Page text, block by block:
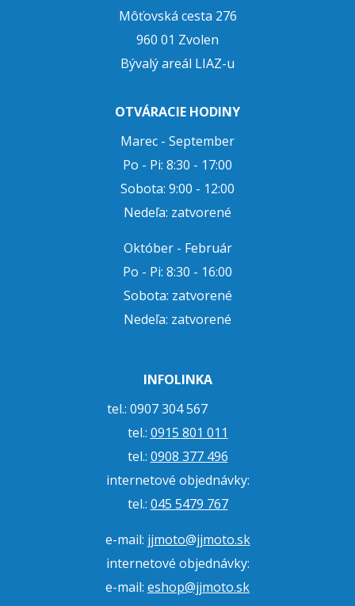
Môťovská cesta 276
960 01 Zvolen
Bývalý areál LIAZ-u
OTVÁRACIE HODINY
Marec - September
Po - Pi: 8:30 - 17:00
Sobota: 9:00 - 12:00
Nedeľa: zatvorené
Október - Február
Po - Pi: 8:30 - 16:00
Sobota: zatvorené
Nedeľa: zatvorené
INFOLINKA
tel.: 0907 304 567
tel.: 0915 801 011
tel.: 0908 377 496
internetové objednávky:
tel.: 045 5479 767
e-mail: jjmoto@jjmoto.sk
internetové objednávky:
e-mail: eshop@jjmoto.sk